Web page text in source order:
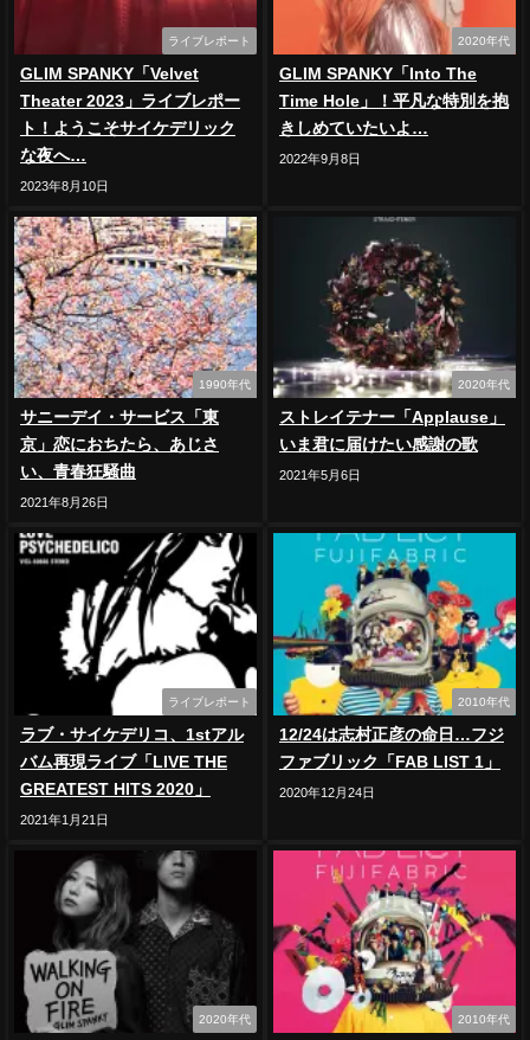
ライブレポート
GLIM SPANKY「Velvet
Theater 2023」ライブレポー
ト！ようこそサイケデリック
な夜へ…
2023年8月10日
2020年代
GLIM SPANKY「Into The
Time Hole」！平凡な特別を抱
きしめていたいよ…
2022年9月8日
1990年代
サニーデイ・サービス「東
京」恋におちたら、あじさ
い、青春狂騒曲
2021年8月26日
2020年代
ストレイテナー「Applause」
いま君に届けたい感謝の歌
2021年5月6日
ライブレポート
ラブ・サイケデリコ、1stアル
バム再現ライブ「LIVE THE
GREATEST HITS 2020」
2021年1月21日
2010年代
12/24は志村正彦の命日…フジ
ファブリック「FAB LIST 1」
2020年12月24日
2020年代 2010年代